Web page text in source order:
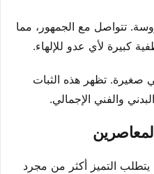
تتواصل مع الجمهور، مما
كبيرة لأي عدو للإلهاء.
صغيرة. تظهر هذه الثبات
والفني الإجمالي.
يتطلب التميز أكثر من مجرد